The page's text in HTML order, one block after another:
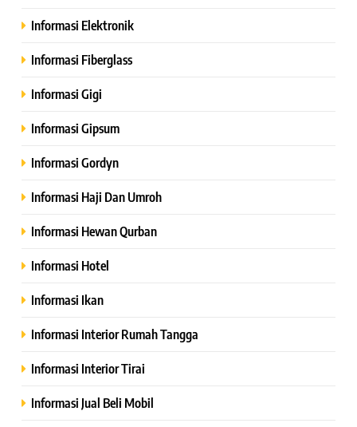
Informasi Elektronik
Informasi Fiberglass
Informasi Gigi
Informasi Gipsum
Informasi Gordyn
Informasi Haji Dan Umroh
Informasi Hewan Qurban
Informasi Hotel
Informasi Ikan
Informasi Interior Rumah Tangga
Informasi Interior Tirai
Informasi Jual Beli Mobil